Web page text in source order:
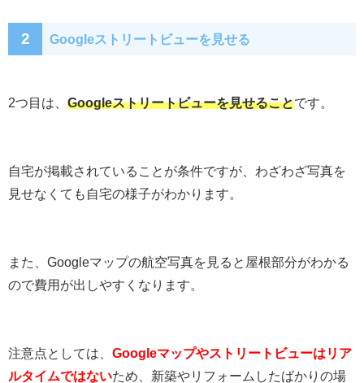
2 Googleストリートビューを見せる
2つ目は、 Googleストリートビューを見せることです。
自宅が掲載されていることが条件ですが、わざわざ写真を
見せなくても自宅の様子がわかります。
また、Googleマップの航空写真を見ると屋根部分がわかる
ので費用が出しやすくなります。
注意点としては、 Googleマップやストリートビューはリア
ルタイムではないため、新築やリフォームしたばかりの場